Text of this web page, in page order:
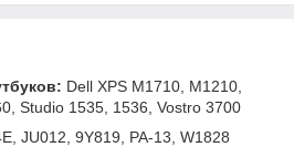
Dell XPS M1710, M1210,
Studio 1535, 1536, Vostro 3700
JU012, 9Y819, PA-13, W1828